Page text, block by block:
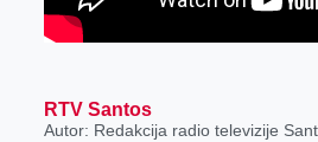
RTV Santos
Autor: Redakcija radio televizije